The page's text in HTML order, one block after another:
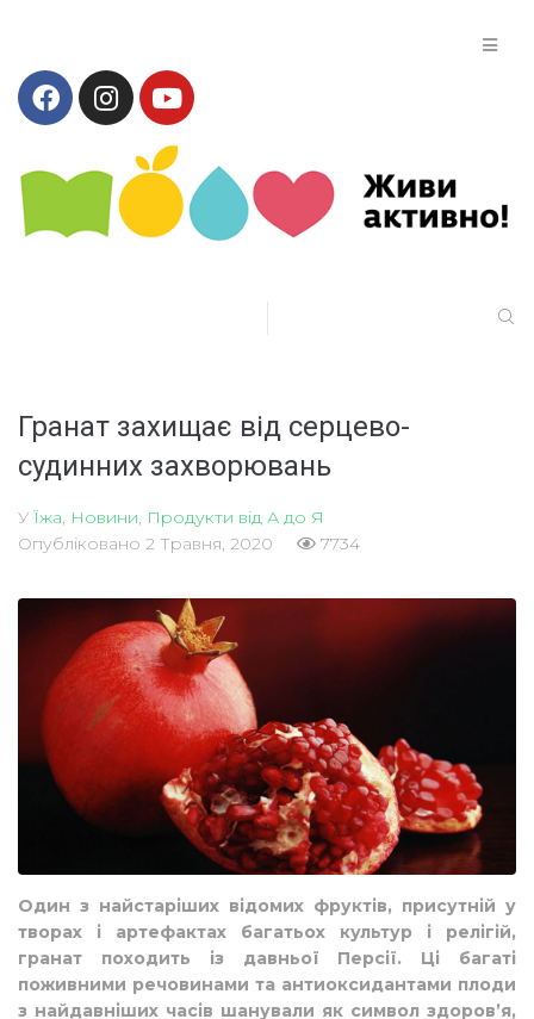
Гранат захищає від серцево-
судинних захворювань
У Їжа Новини Продукти від А до Я
Опубліковано 2 Травня, 2020 7734
Один з найстаріших відомих фруктів, присутній у
творах і артефактах багатьох культур і релігій,
гранат походить із давньої Персії. Ці багаті
поживними речовинами та антиоксидантами плоди
з найдавніших часів шанували як символ здоров’я,